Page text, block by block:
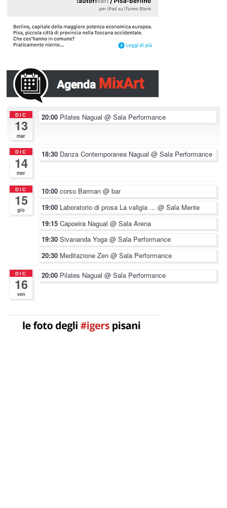
DIC
13
mar
20:00 Pilates Nagual@ Sala Performance
DIC
14
mer
18:30 Danza Contemporanea Nagual@ Sala Performance
DIC
15
gio
10:00corso Barman@ bar
19:00 Laboratorio di prosa La valigia ...@ Sala Mente
19:15Capoeira Nagual@ Sala Arena
19:30Sivananda Yoga@ Sala Performance
20:30 Meditazione Zen@ Sala Performance
DIC
16
ven
20:00 Pilates Nagual@ Sala Performance